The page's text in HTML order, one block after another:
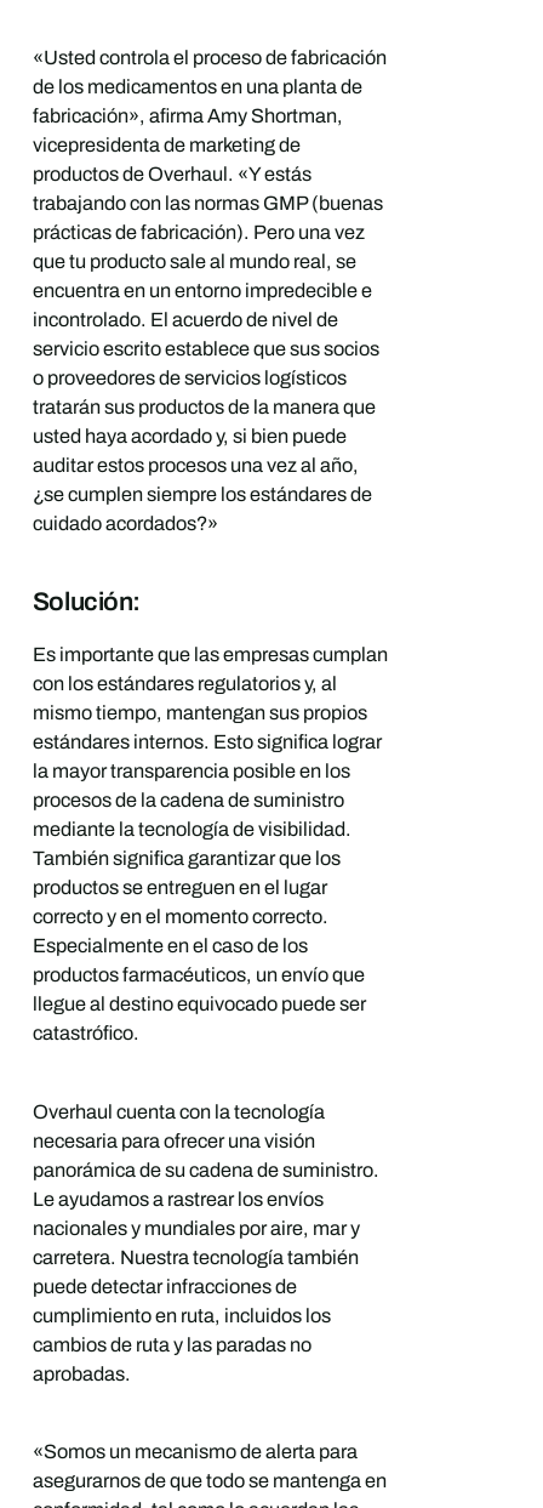
«Usted controla el proceso de fabricación
de los medicamentos en una planta de
fabricación», afirma Amy Shortman,
vicepresidenta de marketing de
productos de Overhaul. «Y estás
trabajando con las normas GMP (buenas
prácticas de fabricación). Pero una vez
que tu producto sale al mundo real, se
encuentra en un entorno impredecible e
incontrolado. El acuerdo de nivel de
servicio escrito establece que sus socios
o proveedores de servicios logísticos
tratarán sus productos de la manera que
usted haya acordado y, si bien puede
auditar estos procesos una vez al año,
¿se cumplen siempre los estándares de
cuidado acordados?»
Solución:
Es importante que las empresas cumplan
con los estándares regulatorios y, al
mismo tiempo, mantengan sus propios
estándares internos. Esto significa lograr
la mayor transparencia posible en los
procesos de la cadena de suministro
mediante la tecnología de visibilidad.
También significa garantizar que los
productos se entreguen en el lugar
correcto y en el momento correcto.
Especialmente en el caso de los
productos farmacéuticos, un envío que
llegue al destino equivocado puede ser
catastrófico.
Overhaul cuenta con la tecnología
necesaria para ofrecer una visión
panorámica de su cadena de suministro.
Le ayudamos a rastrear los envíos
nacionales y mundiales por aire, mar y
carretera. Nuestra tecnología también
puede detectar infracciones de
cumplimiento en ruta, incluidos los
cambios de ruta y las paradas no
aprobadas.
«Somos un mecanismo de alerta para
asegurarnos de que todo se mantenga en